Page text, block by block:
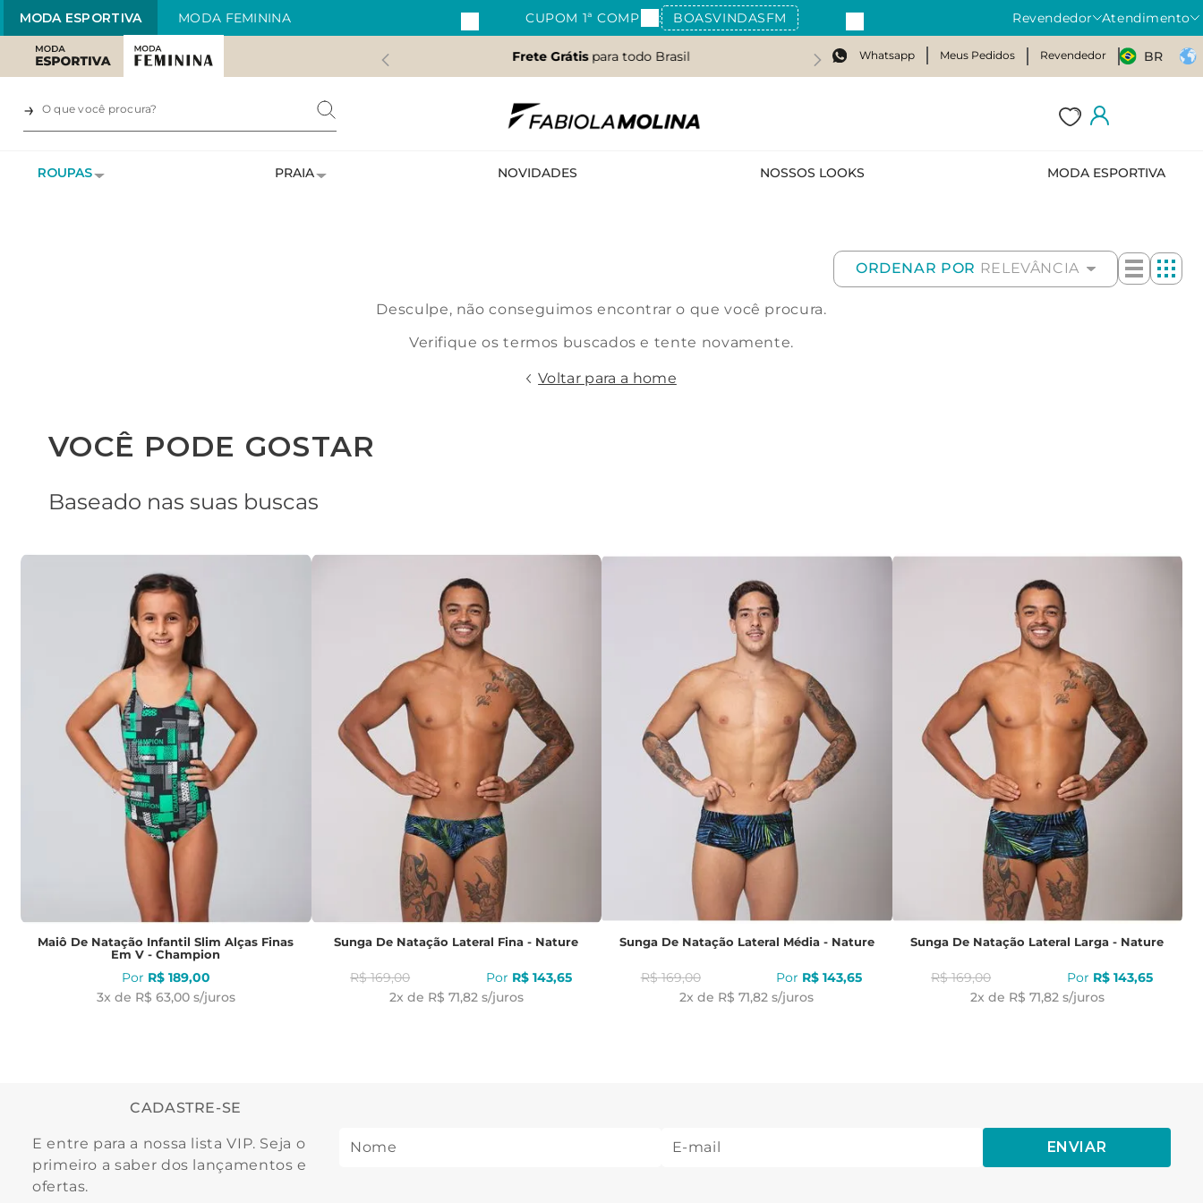
MODA ESPORTIVA MODA FEMININA CUPOM 1ª COMPRA: BOASVINDASFM Revendedor Atendimento
Frete Grátispara todo Brasil Whatsapp Meus Pedidos Revendedor BR
ROUPAS PRAIA NOVIDADES NOSSOS LOOKS MODA ESPORTIVA
ORDENAR POR RELEVÂNCIA
Desculpe, não conseguimos encontrar o que você procura.
Verifique os termos buscados e tente novamente.
Voltar para a home
VOCÊ PODE GOSTAR
Baseado nas suas buscas
Maiô De Natação Infantil Slim Alças Finas
Em V - Champion
R$ 189,00
3x de R$ 63,00 s/juros
Sunga De Natação Lateral Fina - Nature
R$ 169,00 R$ 143,65
2x de R$ 71,82 s/juros
Sunga De Natação Lateral Média - Nature
R$ 169,00 R$ 143,65
2x de R$ 71,82 s/juros
Sunga De Natação Lateral Larga - Nature
R$ 169,00 R$ 143,65
2x de R$ 71,82 s/juros
CADASTRE-SE
E entre para a nossa lista VIP. Seja o
primeiro a saber dos lançamentos e
ofertas.
ENVIAR